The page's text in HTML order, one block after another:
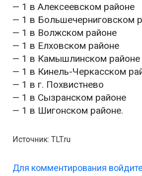
— 1 в Алексеевском районе
— 1 в Большечерниговском
— 1 в Волжском районе
— 1 в Елховском районе
— 1 в Камышлинском районе
— 1 в Кинель-Черкасском
— 1 в г. Похвистнево
— 1 в Сызранском районе
— 1 в Шигонском районе.
Источник: TLT.ru
Для комментирования